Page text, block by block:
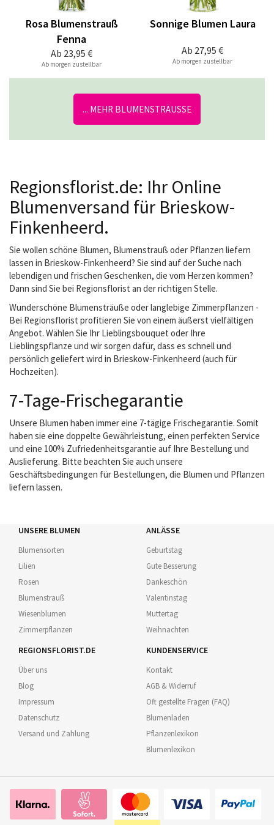
Ab 23,95 €
Rosa Blumenstrauß
Fenna
Ab morgen zustellbar
Ab 27,95 €
Sonnige Blumen Laura
Ab morgen zustellbar
... MEHR BLUMENSTRÄUSSE
Regionsflorist.de: Ihr Online
Blumenversand für Brieskow-
Finkenheerd.
Sie wollen schöne Blumen, Blumenstrauß oder Pflanzen liefern
lassen in Brieskow-Finkenheerd? Sie sind auf der Suche nach
lebendigen und frischen Geschenken, die vom Herzen kommen?
Dann sind Sie bei Regionsflorist an der richtigen Stelle.
Wunderschöne Blumensträuße oder langlebige Zimmerpflanzen -
Bei Regionsflorist profitieren Sie von einem äußerst vielfältigen
Angebot. Wählen Sie Ihr Lieblingsbouquet oder Ihre
Lieblingspflanze und wir sorgen dafür, dass es schnell und
persönlich geliefert wird in Brieskow-Finkenheerd (auch für
Hochzeiten).
7-Tage-Frischegarantie
Unsere Blumen haben immer eine 7-tägige Frischegarantie. Somit
haben sie eine doppelte Gewährleistung, einen perfekten Service
und eine 100% Zufriedenheitsgarantie auf Ihre Bestellung und
Auslieferung. Bitte beachten Sie auch unsere
Geschäftsbedingungen für Bestellungen, die Blumen und Pflanzen
liefern lassen.
UNSERE BLUMEN
Blumensorten
Lilien
Rosen
Blumenstrauß
Wiesenblumen
Zimmerpflanzen
ANLÄSSE
Geburtstag
Gute Besserung
Dankeschön
Valentinstag
Muttertag
Weihnachten
REGIONSFLORIST.DE
Über uns
Blog
Impressum
Datenschutz
Versand und Zahlung
KUNDENSERVICE
Kontakt
AGB & Widerruf
Oft gestellte Fragen (FAQ)
Blumenladen
Pflanzenlexikon
Blumenlexikon